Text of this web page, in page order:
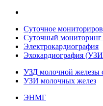
Суточное
Суточный мониторинг
Электрокардиография
Эхокардиография
УЗД молочной железы
УЗИ молочных желез
ЭНМГ